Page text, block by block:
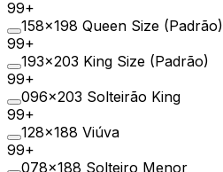
99+
158×198 Queen Size (Padrão)
99+
193×203 King Size (Padrão)
99+
096×203 Solteirão King
99+
128×188 Viúva
99+
078×188 Solteiro Menor